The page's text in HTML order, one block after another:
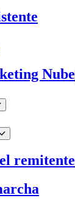
Nube
remitente